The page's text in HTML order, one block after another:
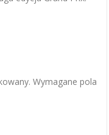
Wymagane pola